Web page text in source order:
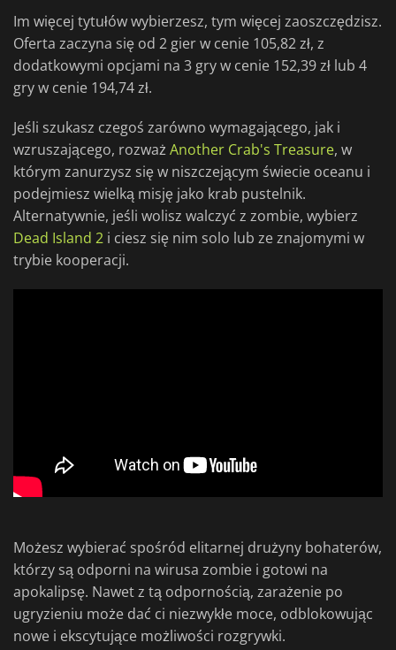
Im więcej tytułów wybierzesz, tym więcej zaoszczędzisz.
Oferta zaczyna się od 2 gier w cenie 105,82 zł, z
dodatkowymi opcjami na 3 gry w cenie 152,39 zł lub 4
gry w cenie 194,74 zł.
Jeśli szukasz czegoś zarówno wymagającego, jak i
wzruszającego, rozważAnother Crab's Treasure, w
którym zanurzysz się w niszczejącym świecie oceanu i
podejmiesz wielką misję jako krab pustelnik.
Alternatywnie, jeśli wolisz walczyć z zombie, wybierz
Dead Island 2 i ciesz się nim solo lub ze znajomymi w
trybie kooperacji.
Możesz wybierać spośród elitarnej drużyny bohaterów,
którzy są odporni na wirusa zombie i gotowi na
apokalipsę. Nawet z tą odpornością, zarażenie po
ugryzieniu może dać ci niezwykłe moce, odblokowując
nowe i ekscytujące możliwości rozgrywki.